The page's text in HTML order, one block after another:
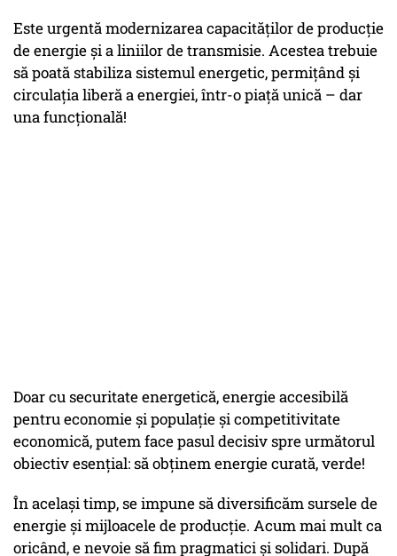
Este urgentă modernizarea capacităților de producție
de energie și a liniilor de transmisie. Acestea trebuie
să poată stabiliza sistemul energetic, permițând și
circulația liberă a energiei, într-o piață unică – dar
una funcțională!
Doar cu securitate energetică, energie accesibilă
pentru economie și populație și competitivitate
economică, putem face pasul decisiv spre următorul
obiectiv esențial: să obținem energie curată, verde!
În același timp, se impune să diversificăm sursele de
energie și mijloacele de producție. Acum mai mult ca
oricând, e nevoie să fim pragmatici și solidari. După